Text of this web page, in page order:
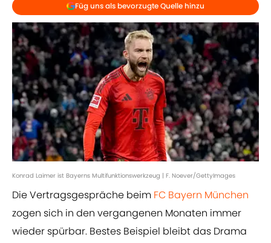
Füg uns als bevorzugte Quelle hinzu
Konrad Laimer ist Bayerns Multifunktionswerkzeug | F. Noever/GettyImages
Die Vertragsgespräche beim FC Bayern München
zogen sich in den vergangenen Monaten immer
wieder spürbar. Bestes Beispiel bleibt das Drama